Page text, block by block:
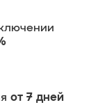
от 7 дней